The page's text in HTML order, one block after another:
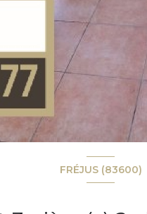
FRÉJUS (83600)